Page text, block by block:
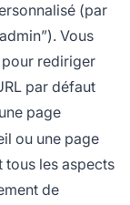
(par
Vous
rediriger
par défaut
page
ou une page
tous les aspects
de